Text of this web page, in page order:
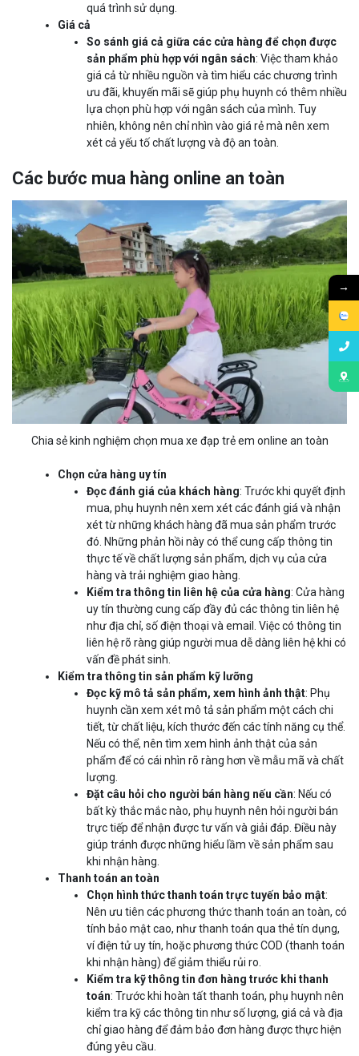
quá trình sử dụng.
Giá cả
So sánh giá cả giữa các cửa hàng để chọn được
sản phẩm phù hợp với ngân sách: Việc tham khảo
giá cả từ nhiều nguồn và tìm hiểu các chương trình
ưu đãi, khuyến mãi sẽ giúp phụ huynh có thêm nhiều
lựa chọn phù hợp với ngân sách của mình. Tuy
nhiên, không nên chỉ nhìn vào giá rẻ mà nên xem
xét cả yếu tố chất lượng và độ an toàn.
Các bước mua hàng online an toàn
Chia sẻ kinh nghiệm chọn mua xe đạp trẻ em online an toàn
Chọn cửa hàng uy tín
Đọc đánh giá của khách hàng: Trước khi quyết định
mua, phụ huynh nên xem xét các đánh giá và nhận
xét từ những khách hàng đã mua sản phẩm trước
đó. Những phản hồi này có thể cung cấp thông tin
thực tế về chất lượng sản phẩm, dịch vụ của cửa
hàng và trải nghiệm giao hàng.
Kiểm tra thông tin liên hệ của cửa hàng: Cửa hàng
uy tín thường cung cấp đầy đủ các thông tin liên hệ
như địa chỉ, số điện thoại và email. Việc có thông tin
liên hệ rõ ràng giúp người mua dễ dàng liên hệ khi có
vấn đề phát sinh.
Kiểm tra thông tin sản phẩm kỹ lưỡng
Đọc kỹ mô tả sản phẩm, xem hình ảnh thật: Phụ
huynh cần xem xét mô tả sản phẩm một cách chi
tiết, từ chất liệu, kích thước đến các tính năng cụ thể.
Nếu có thể, nên tìm xem hình ảnh thật của sản
phẩm để có cái nhìn rõ ràng hơn về mẫu mã và chất
lượng.
Đặt câu hỏi cho người bán hàng nếu cần: Nếu có
bất kỳ thắc mắc nào, phụ huynh nên hỏi người bán
trực tiếp để nhận được tư vấn và giải đáp. Điều này
giúp tránh được những hiểu lầm về sản phẩm sau
khi nhận hàng.
Thanh toán an toàn
Chọn hình thức thanh toán trực tuyến bảo mật:
Nên ưu tiên các phương thức thanh toán an toàn, có
tính bảo mật cao, như thanh toán qua thẻ tín dụng,
ví điện tử uy tín, hoặc phương thức COD (thanh toán
khi nhận hàng) để giảm thiểu rủi ro.
Kiểm tra kỹ thông tin đơn hàng trước khi thanh
toán: Trước khi hoàn tất thanh toán, phụ huynh nên
kiểm tra kỹ các thông tin như số lượng, giá cả và địa
chỉ giao hàng để đảm bảo đơn hàng được thực hiện
đúng yêu cầu.
→